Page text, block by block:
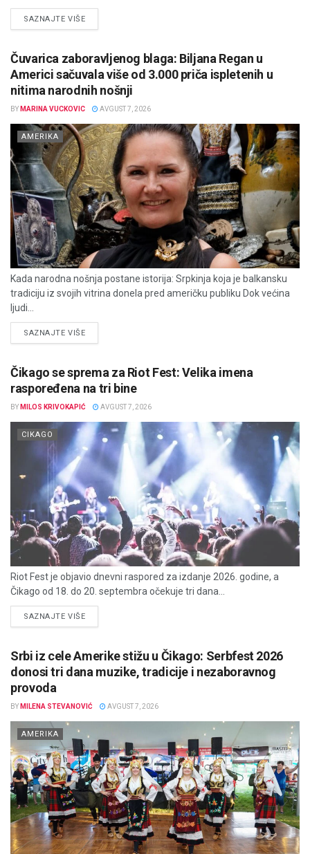
SAZNAJTE VIŠEDETAILS
Čuvarica zaboravljenog blaga: Biljana Regan u
Americi sačuvala više od 3.000 priča ispletenih u
nitima narodnih nošnji
BY MARINA VUCKOVIC AVGUST 7, 2026
AMERIKA
Kada narodna nošnja postane istorija: Srpkinja koja je balkansku
tradiciju iz svojih vitrina donela pred američku publiku Dok većina
ljudi...
SAZNAJTE VIŠEDETAILS
Čikago se sprema za Riot Fest: Velika imena
raspoređena na tri bine
BY MILOS KRIVOKAPIĆ AVGUST 7, 2026
CIKAGO
Riot Fest je objavio dnevni raspored za izdanje 2026. godine, a
Čikago od 18. do 20. septembra očekuje tri dana...
SAZNAJTE VIŠEDETAILS
Srbi iz cele Amerike stižu u Čikago: Serbfest 2026
donosi tri dana muzike, tradicije i nezaboravnog
provoda
BY MILENA STEVANOVIĆ AVGUST 7, 2026
AMERIKA